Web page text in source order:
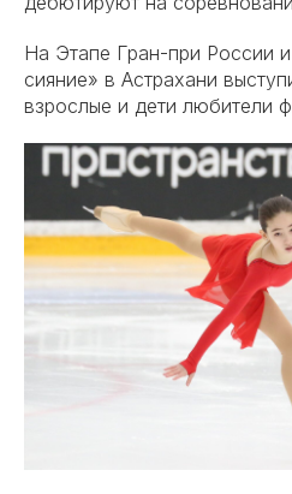
На Этапе Гран-при
сияние» в Астрахани
взрослые и дети любители